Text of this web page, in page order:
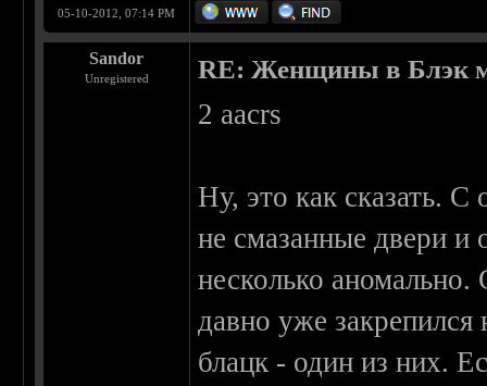
05-10-2012, 07:14 PM
Sandor
Unregistered RE: Женщины в Блэк
2 aacrs
Ну, это как сказать.
не смазанные двери
несколько
давно уже
блацк - один из них.